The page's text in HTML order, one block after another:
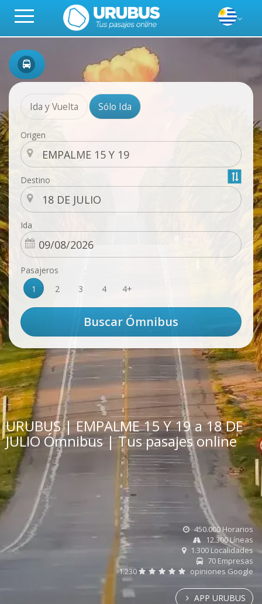
Ida y Vuelta Sólo Ida
Origen
Destino
Ida
Pasajeros
1
2 3 4 4+
URUBUS | EMPALME 15 Y 19 a 18 DE
JULIO Ómnibus | Tus pasajes online
450.000 Horarios
12.300 Líneas
1.300 Localidades
70 Empresas
1.230
opiniones Google
APP URUBUS